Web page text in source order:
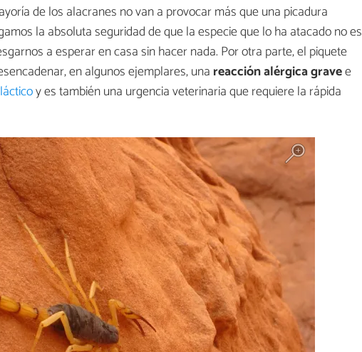
de los alacranes no van a provocar más que una picadura
la absoluta seguridad de que la especie que lo ha atacado no es
a esperar en casa sin hacer nada. Por otra parte, el piquete
en algunos ejemplares, una reacción alérgica gravee
y es también una urgencia veterinaria que requiere la rápida